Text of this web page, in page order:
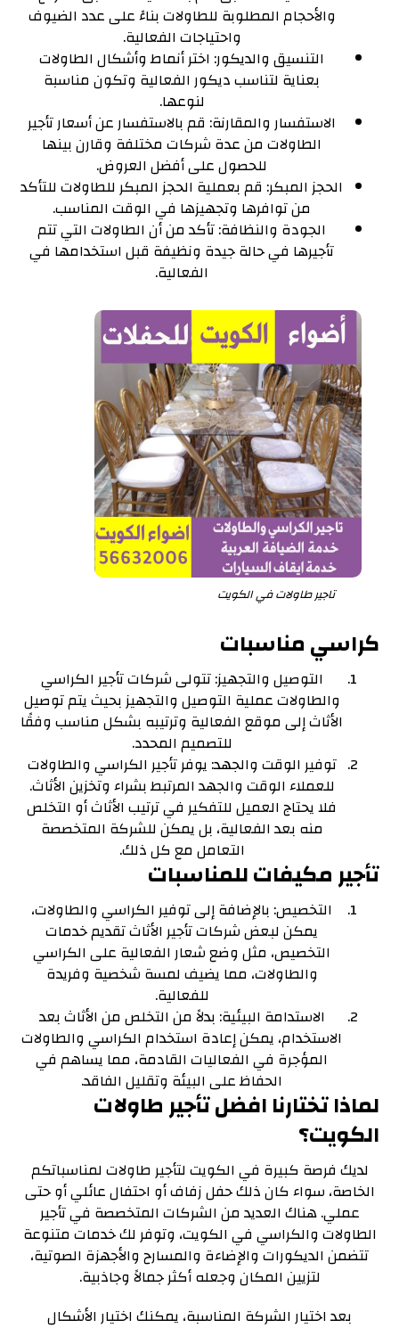
والأحجام المطلوبة للطاولات بناءً على عدد الضيوف
واحتياجات الفعالية.
التنسيق والديكور: اختر أنماط وأشكال الطاولات
بعناية لتناسب ديكور الفعالية وتكون مناسبة
لنوعها.
الاستفسار والمقارنة: قم بالاستفسار عن أسعار تأجير
الطاولات من عدة شركات مختلفة وقارن بينها
للحصول على أفضل العروض.
الحجز المبكر: قم بعملية الحجز المبكر للطاولات للتأكد
من توافرها وتجهيزها في الوقت المناسب.
الجودة والنظافة: تأكد من أن الطاولات التي تتم
تأجيرها في حالة جيدة ونظيفة قبل استخدامها في
الفعالية.
تاجير طاولات في الكويت
كراسي مناسبات
التوصيل والتجهيز: تتولى شركات تأجير الكراسي
والطاولات عملية التوصيل والتجهيز بحيث يتم توصيل
الأثاث إلى موقع الفعالية وترتيبه بشكل مناسب وفقًا
للتصميم المحدد.
توفير الوقت والجهد: يوفر تأجير الكراسي والطاولات
للعملاء الوقت والجهد المرتبط بشراء وتخزين الأثاث.
فلا يحتاج العميل للتفكير في ترتيب الأثاث أو التخلص
منه بعد الفعالية، بل يمكن للشركة المتخصصة
التعامل مع كل ذلك.
تأجير مكيفات للمناسبات
التخصيص: بالإضافة إلى توفير الكراسي والطاولات،
يمكن لبعض شركات تأجير الأثاث تقديم خدمات
التخصيص، مثل وضع شعار الفعالية على الكراسي
والطاولات، مما يضيف لمسة شخصية وفريدة
للفعالية.
الاستدامة البيئية: بدلاً من التخلص من الأثاث بعد
الاستخدام، يمكن إعادة استخدام الكراسي والطاولات
المؤجرة في الفعاليات القادمة، مما يساهم في
الحفاظ على البيئة وتقليل الفاقد.
لماذا تختارنا افضل تأجير طاولات
الكويت؟
لديك فرصة كبيرة في الكويت لتأجير طاولات لمناسباتكم
الخاصة، سواء كان ذلك حفل زفاف أو احتفال عائلي أو حتى
عملي. هناك العديد من الشركات المتخصصة في تأجير
الطاولات والكراسي في الكويت، وتوفر لك خدمات متنوعة
تتضمن الديكورات والإضاءة والمسارح والأجهزة الصوتية،
لتزيين المكان وجعله أكثر جمالاً وجاذبية.
بعد اختيار الشركة المناسبة، يمكنك اختيار الأشكال